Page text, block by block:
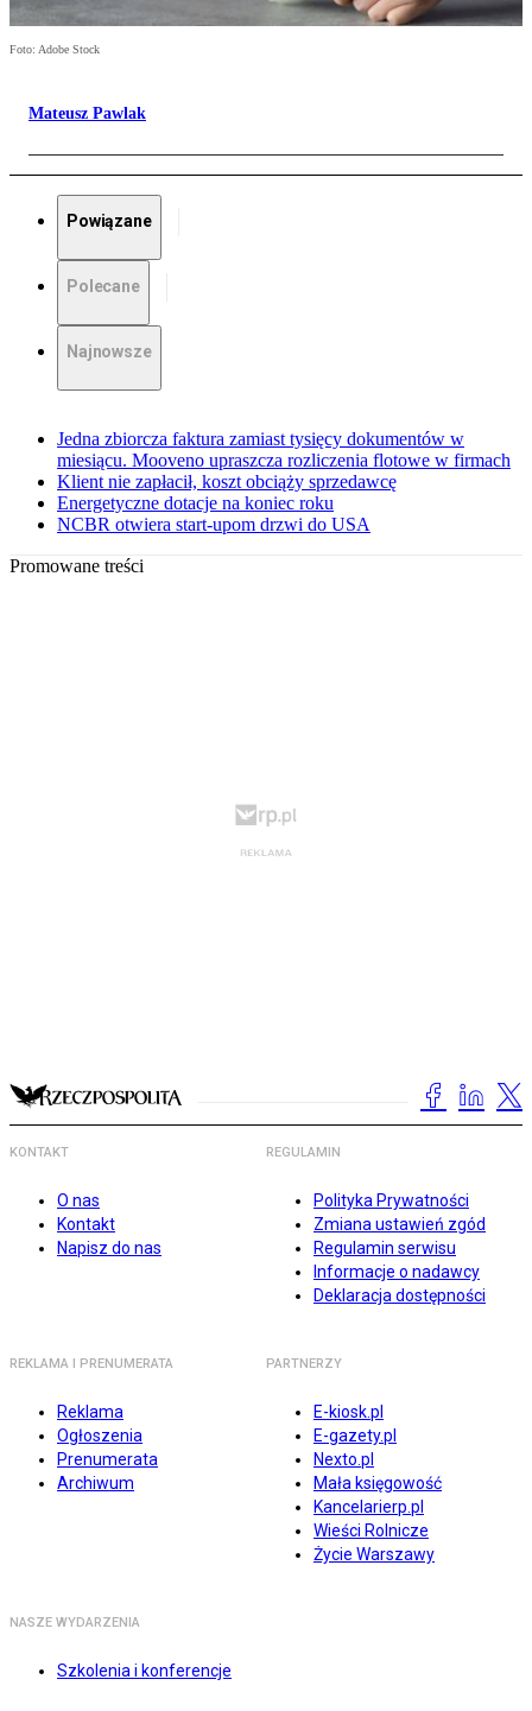
Foto: Adobe Stock
Mateusz Pawlak
Powiązane
Polecane
Najnowsze
Jedna zbiorcza faktura zamiast tysięcy dokumentów w
miesiącu. Mooveno upraszcza rozliczenia flotowe w firmach
Klient nie zapłacił, koszt obciąży sprzedawcę
Energetyczne dotacje na koniec roku
NCBR otwiera start-upom drzwi do USA
Promowane treści
KONTAKT
O nas
Kontakt
Napisz do nas
REGULAMIN
Polityka Prywatności
Zmiana ustawień zgód
Regulamin serwisu
Informacje o nadawcy
Deklaracja dostępności
REKLAMA I PRENUMERATA
Reklama
Ogłoszenia
Prenumerata
Archiwum
PARTNERZY
E-kiosk.pl
E-gazety.pl
Nexto.pl
Mała księgowość
Kancelarierp.pl
Wieści Rolnicze
Życie Warszawy
NASZE WYDARZENIA
Szkolenia i konferencje